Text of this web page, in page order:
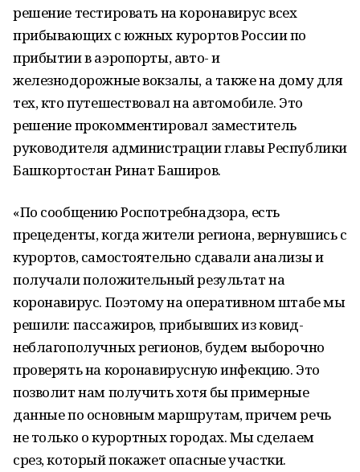
решение тестировать на коронавирус всех
прибывающих с южных курортов России по
прибытии в аэропорты, авто- и
железнодорожные вокзалы, а также на дому для
тех, кто путешествовал на автомобиле. Это
решение прокомментировал заместитель
руководителя администрации главы Республики
Башкортостан Ринат Баширов.
«По сообщению Роспотребнадзора, есть
прецеденты, когда жители региона, вернувшись с
курортов, самостоятельно сдавали анализы и
получали положительный результат на
коронавирус. Поэтому на оперативном штабе мы
решили: пассажиров, прибывших из ковид-
неблагополучных регионов, будем выборочно
проверять на коронавирусную инфекцию. Это
позволит нам получить хотя бы примерные
данные по основным маршрутам, причем речь
не только о курортных городах. Мы сделаем
срез, который покажет опасные участки.